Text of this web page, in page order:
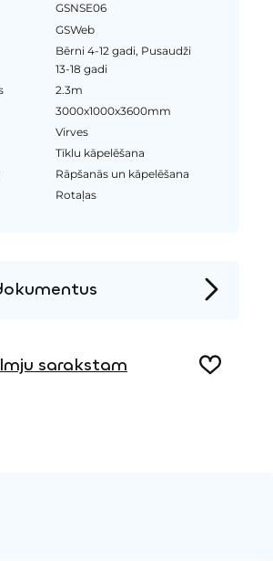
GSNSE06
GSWeb
Bērni 4-12 gadi, Pusaudži
13-18 gadi
2.3m
3000x1000x3600mm
Virves
Tīklu kāpelēšana
Rāpšanās un kāpelēšana
Rotaļas
sarakstam